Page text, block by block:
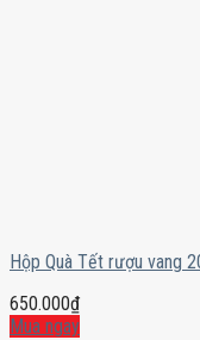
Hộp Quà Tết rượu vang
650.000₫
Mua ngay